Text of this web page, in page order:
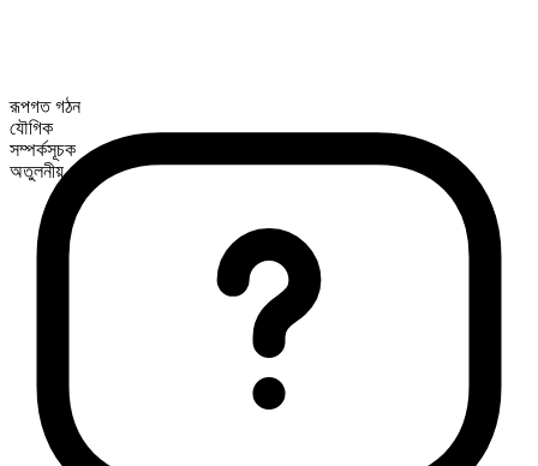
রূপগত গঠন
যৌগিক
সম্পর্কসূচক
অতুলনীয়